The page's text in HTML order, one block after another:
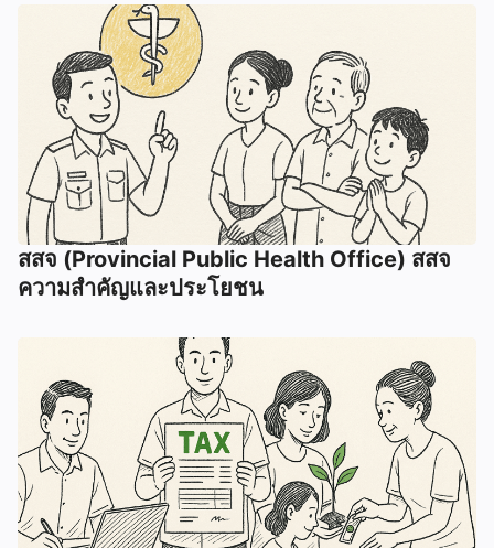
สสจ (Provincial Public Health Office) สสจ
ความสำคัญและประโยชน